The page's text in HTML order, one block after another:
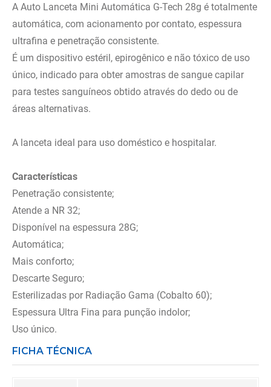
A Auto Lanceta Mini Automática G-Tech 28g é totalmente
automática, com acionamento por contato, espessura
ultrafina e penetração consistente.
É um dispositivo estéril, epirogênico e não tóxico de uso
único, indicado para obter amostras de sangue capilar
para testes sanguíneos obtido através do dedo ou de
áreas alternativas.
A lanceta ideal para uso doméstico e hospitalar.
Características
Penetração consistente;
Atende a NR 32;
Disponível na espessura 28G;
Automática;
Mais conforto;
Descarte Seguro;
Esterilizadas por Radiação Gama (Cobalto 60);
Espessura Ultra Fina para punção indolor;
Uso único.
FICHA TÉCNICA